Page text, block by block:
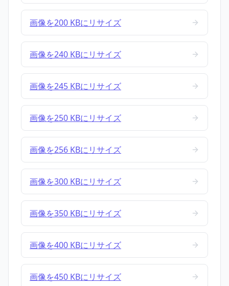
画像を200 KBにリサイズ
画像を240 KBにリサイズ
画像を245 KBにリサイズ
画像を250 KBにリサイズ
画像を256 KBにリサイズ
画像を300 KBにリサイズ
画像を350 KBにリサイズ
画像を400 KBにリサイズ
画像を450 KBにリサイズ